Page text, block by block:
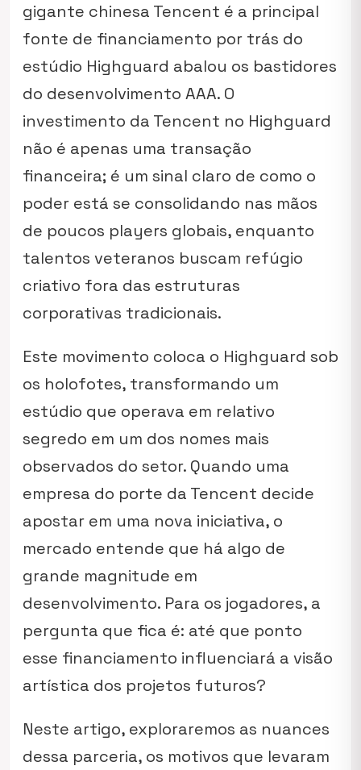
gigante chinesa Tencent é a principal
fonte de financiamento por trás do
estúdio Highguard abalou os bastidores
do desenvolvimento AAA. O
investimento da Tencent no Highguard
não é apenas uma transação
financeira; é um sinal claro de como o
poder está se consolidando nas mãos
de poucos players globais, enquanto
talentos veteranos buscam refúgio
criativo fora das estruturas
corporativas tradicionais.
Este movimento coloca o Highguard sob
os holofotes, transformando um
estúdio que operava em relativo
segredo em um dos nomes mais
observados do setor. Quando uma
empresa do porte da Tencent decide
apostar em uma nova iniciativa, o
mercado entende que há algo de
grande magnitude em
desenvolvimento. Para os jogadores, a
pergunta que fica é: até que ponto
esse financiamento influenciará a visão
artística dos projetos futuros?
Neste artigo, exploraremos as nuances
dessa parceria, os motivos que levaram